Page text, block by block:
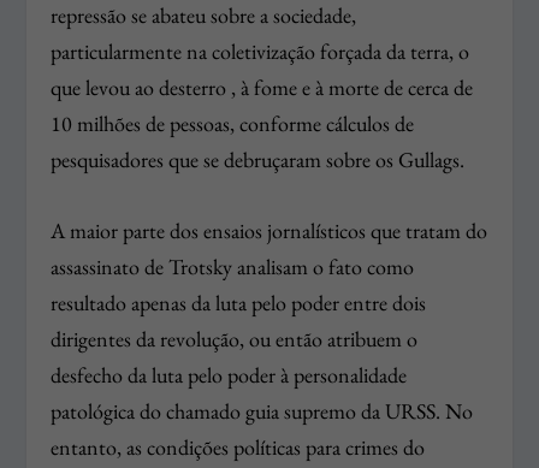
repressão se abateu sobre a sociedade,
particularmente na coletivização forçada da terra, o
que levou ao desterro , à fome e à morte de cerca de
10 milhões de pessoas, conforme cálculos de
pesquisadores que se debruçaram sobre os Gullags.
A maior parte dos ensaios jornalísticos que tratam do
assassinato de Trotsky analisam o fato como
resultado apenas da luta pelo poder entre dois
dirigentes da revolução, ou então atribuem o
desfecho da luta pelo poder à personalidade
patológica do chamado guia supremo da URSS. No
entanto, as condições políticas para crimes do